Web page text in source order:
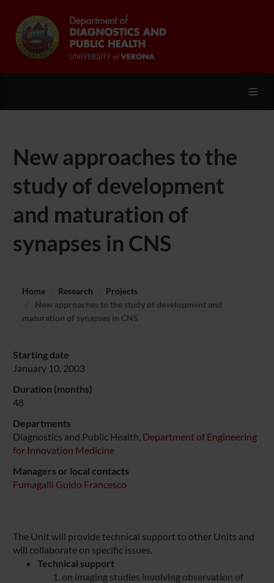
New approaches to the
study of development
and maturation of
synapses in CNS
Home Research
Projects
New approaches to the study of development and
maturation of synapses in CNS
Starting date
January 10, 2003
Duration (months)
48
Departments
Diagnostics and Public Health, Department of Engineering
for Innovation Medicine
Managers or local contacts
Fumagalli Guido Francesco
The Unit will provide technical support to other Units and
will collaborate on specific issues.
Technical support
on imaging studies involving observation of